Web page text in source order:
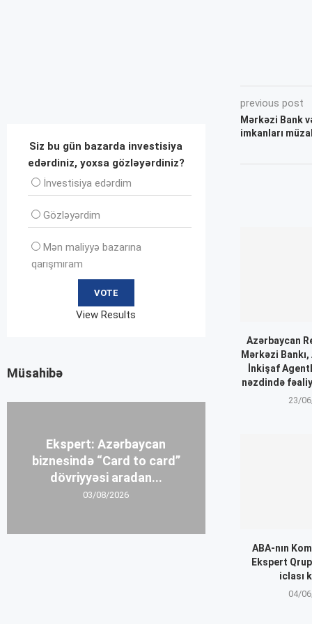
previous post
Mərkəzi Bank
imkanları
Azərbaycan
Mərkəzi
İnkişaf
nəzdində
23/
ABA-nın
Ekspert
iclası
04/
Siz bu gün bazarda investisiya
edərdiniz, yoxsa gözləyərdiniz?
İnvеstisiya edərdim
Gözləyərdim
Mən maliyyə bazarına
qarışmıram
View Results
Müsahibə
Ekspert: Azərbaycan
biznesində “Card to card”
dövriyyəsi aradan...
03/08/2026